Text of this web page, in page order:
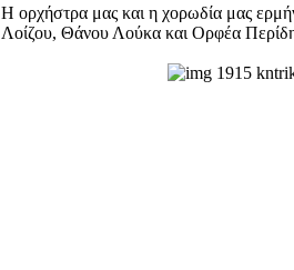
Η ορχήστρα μας και η χορωδία μας
Λοίζου, Θάνου Λούκα και Ορφέα